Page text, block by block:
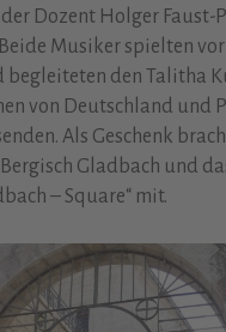
Dozent Holger Faust-
Musiker spielten
den Talitha
von Deutschland und
Als Geschenk
Gladbach und
– Square“ mit.